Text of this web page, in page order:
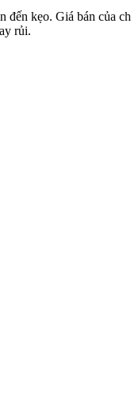
kẹo. Giá bán của
rủi.